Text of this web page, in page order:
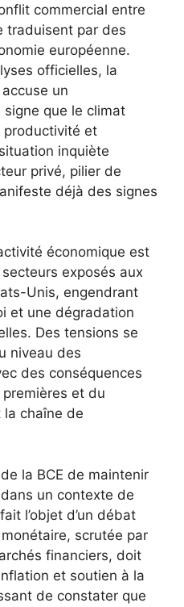
commercial entre
traduisent par des
européenne.
officielles, la
un
que le climat
productivité et
inquiète
privé, pilier de
déjà des signes
économique est
exposés aux
Unis, engendrant
et une dégradation
Des tensions se
niveau des
des conséquences
et du
chaîne de
la BCE de maintenir
un contexte de
l’objet d’un débat
scrutée par
financiers, doit
et soutien à la
de constater que